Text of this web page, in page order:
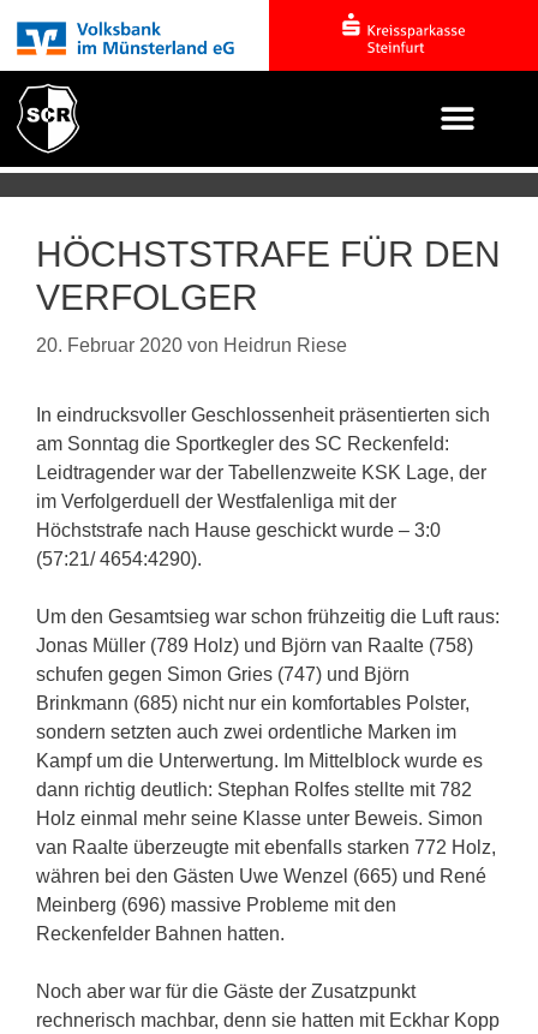
HÖCHSTSTRAFE FÜR DEN
VERFOLGER
20. Februar 2020 von Heidrun Riese
In eindrucksvoller Geschlossenheit präsentierten sich
am Sonntag die Sportkegler des SC Reckenfeld:
Leidtragender war der Tabellenzweite KSK Lage, der
im Verfolgerduell der Westfalenliga mit der
Höchststrafe nach Hause geschickt wurde – 3:0
(57:21/ 4654:4290).
Um den Gesamtsieg war schon frühzeitig die Luft raus:
Jonas Müller (789 Holz) und Björn van Raalte (758)
schufen gegen Simon Gries (747) und Björn
Brinkmann (685) nicht nur ein komfortables Polster,
sondern setzten auch zwei ordentliche Marken im
Kampf um die Unterwertung. Im Mittelblock wurde es
dann richtig deutlich: Stephan Rolfes stellte mit 782
Holz einmal mehr seine Klasse unter Beweis. Simon
van Raalte überzeugte mit ebenfalls starken 772 Holz,
währen bei den Gästen Uwe Wenzel (665) und René
Meinberg (696) massive Probleme mit den
Reckenfelder Bahnen hatten.
Noch aber war für die Gäste der Zusatzpunkt
rechnerisch machbar, denn sie hatten mit Eckhar Kopp